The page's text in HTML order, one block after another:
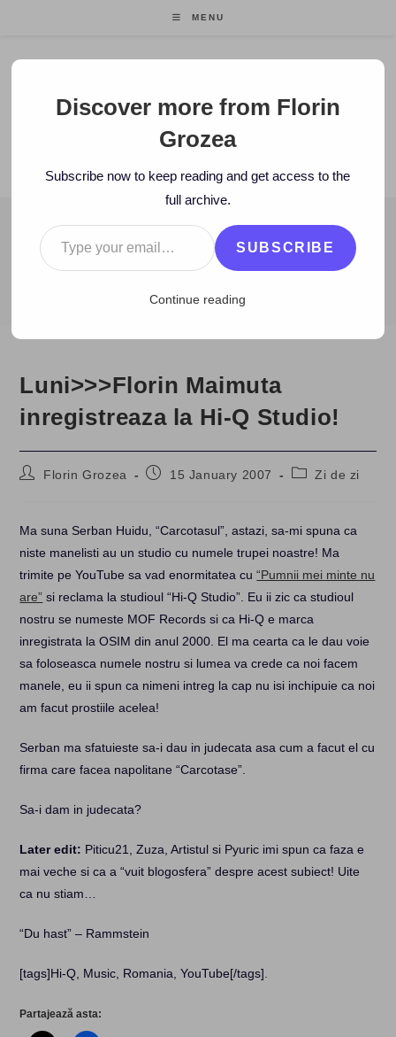
MENU
Florin Grozea
ENTREPRENEUR. FOUNDER/CEO MOCAPP.
BLOG
2007 > January > 15 > Zi de zi > Luni>>>Florin Maimuta
Luni>>>Florin Maimuta
inregistreaza la Hi-Q Studio!
PostFlorin Grozea
Post15 January 2007
PostZi de zi
Ma suna Serban Huidu, “Carcotasul”, astazi, sa-mi spuna ca
niste manelisti au un studio cu numele trupei noastre! Ma
trimite pe YouTube sa vad enormitatea cu“Pumnii mei minte nu
are” si reclama la studioul “Hi-Q Studio”. Eu ii zic ca studioul
nostru se numeste MOF Records si ca Hi-Q e marca
inregistrata la OSIM din anul 2000. El ma cearta ca le dau voie
sa foloseasca numele nostru si lumea va crede ca noi facem
manele, eu ii spun ca nimeni intreg la cap nu isi inchipuie ca noi
am facut prostiile acelea!
Serban ma sfatuieste sa-i dau in judecata asa cum a facut el cu
firma care facea napolitane “Carcotase”.
Sa-i dam in judecata?
Later edit: Piticu21, Zuza, Artistul si Pyuric imi spun ca faza e
mai veche si ca a “vuit blogosfera” despre acest subiect! Uite
ca nu stiam…
“Du hast” – Rammstein
[tags]Hi-Q, Music, Romania, YouTube[/tags]
Partajează asta:
Discover more from Florin
Grozea
Subscribe now to keep reading and get access to the
full archive.
Type your email…
SUBSCRIBE
Continue reading